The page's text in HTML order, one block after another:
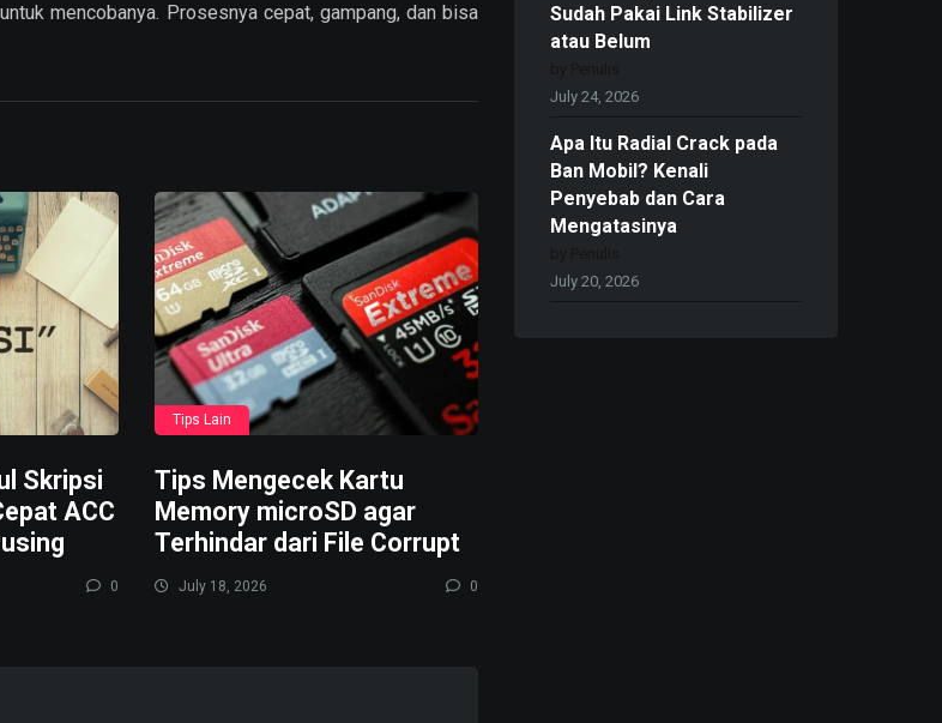
mencobanya. Prosesnya cepat, gampang, dan bisa
Skripsi
ACC
0
Tips Lain
Tips Mengecek Kartu
Memory microSD agar
Terhindar dari File Corrupt
July 18, 2026 0
Sudah Pakai Link Stabilizer
atau Belum
July 24, 2026
Apa Itu Radial Crack pada
Ban Mobil? Kenali
Penyebab dan Cara
Mengatasinya
July 20, 2026